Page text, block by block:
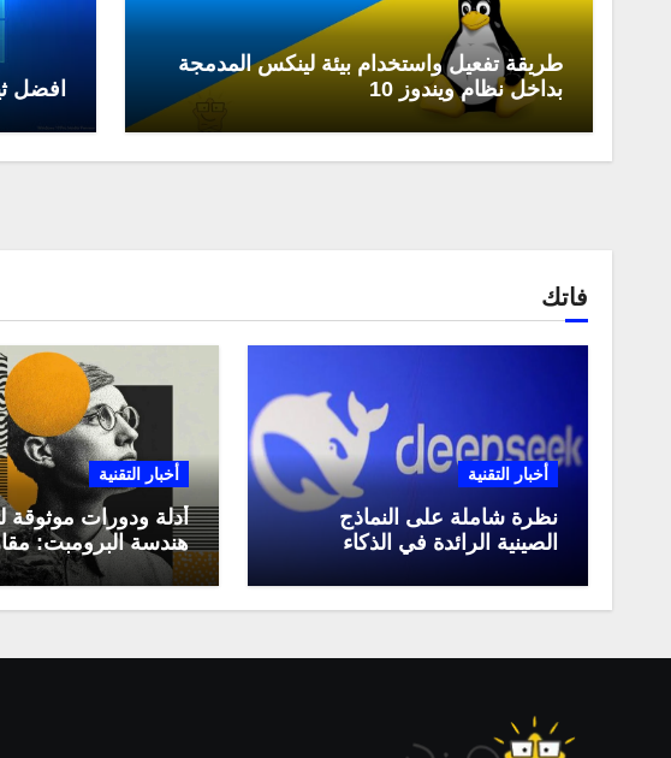
طريقة تفعيل واستخدام بيئة لينكس المدمجة
بداخل نظام ويندوز 10
افضل
فاتك
أخبار التقنية
نظرة شاملة على النماذج
الصينية الرائدة في الذكاء
وكيف تستفيد منها في عام
2025
أخبار التقنية
أدلة ودورات موثوقة
هندسة البرومبت:
لعام 2025